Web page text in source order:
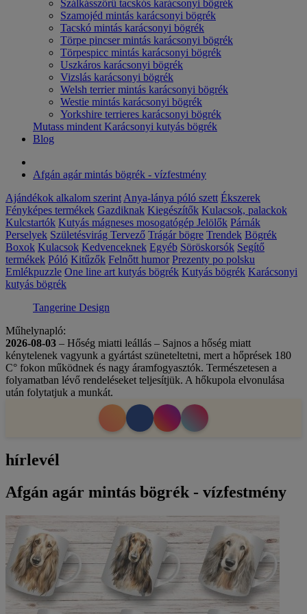
Szálkásszőrű tacskós karácsonyi bögrék
Szamojéd mintás karácsonyi bögrék
Tacskó mintás karácsonyi bögrék
Törpe pincser mintás karácsonyi bögrék
Törpespicc mintás karácsonyi bögrék
Uszkáros karácsonyi bögrék
Vizslás karácsonyi bögrék
Welsh terrier mintás karácsonyi bögrék
Westie mintás karácsonyi bögrék
Yorkshire terrieres karácsonyi bögrék
Mutass mindent Karácsonyi kutyás bögrék
Blog
Afgán agár mintás bögrék - vízfestmény
Ajándékok alkalom szerint Anya-lánya póló szett Ékszerek
Fényképes termékek Gazdiknak Kiegészítők Kulacsok, palackok
Kulcstartók Kutyás mágneses mosogatógép Jelölők Párnák
Perselyek Születésvirág Tervező Trágár bögre Trendek Bögrék
Boxok Kulacsok Kedvenceknek Egyéb Söröskorsók Segítő
termékek Póló Kitűzők Felnőtt humor Prezenty po polsku
Emlékpuzzle One line art kutyás bögrék Kutyás bögrék Karácsonyi
kutyás bögrék
Tangerine Design
Műhelynapló:
2026-08-03 – Hőség miatti leállás – Sajnos a hőség miatt
kénytelenek vagyunk a gyártást szüneteltetni, mert a hőprések 180
C° fokon működnek és nagy áramfogyasztók. Természetesen a
folyamatban lévő rendeléseket teljesítjük. A hőkupola elvonulása
után folytatjuk a munkát.
hírlevél
Afgán agár mintás bögrék - vízfestmény